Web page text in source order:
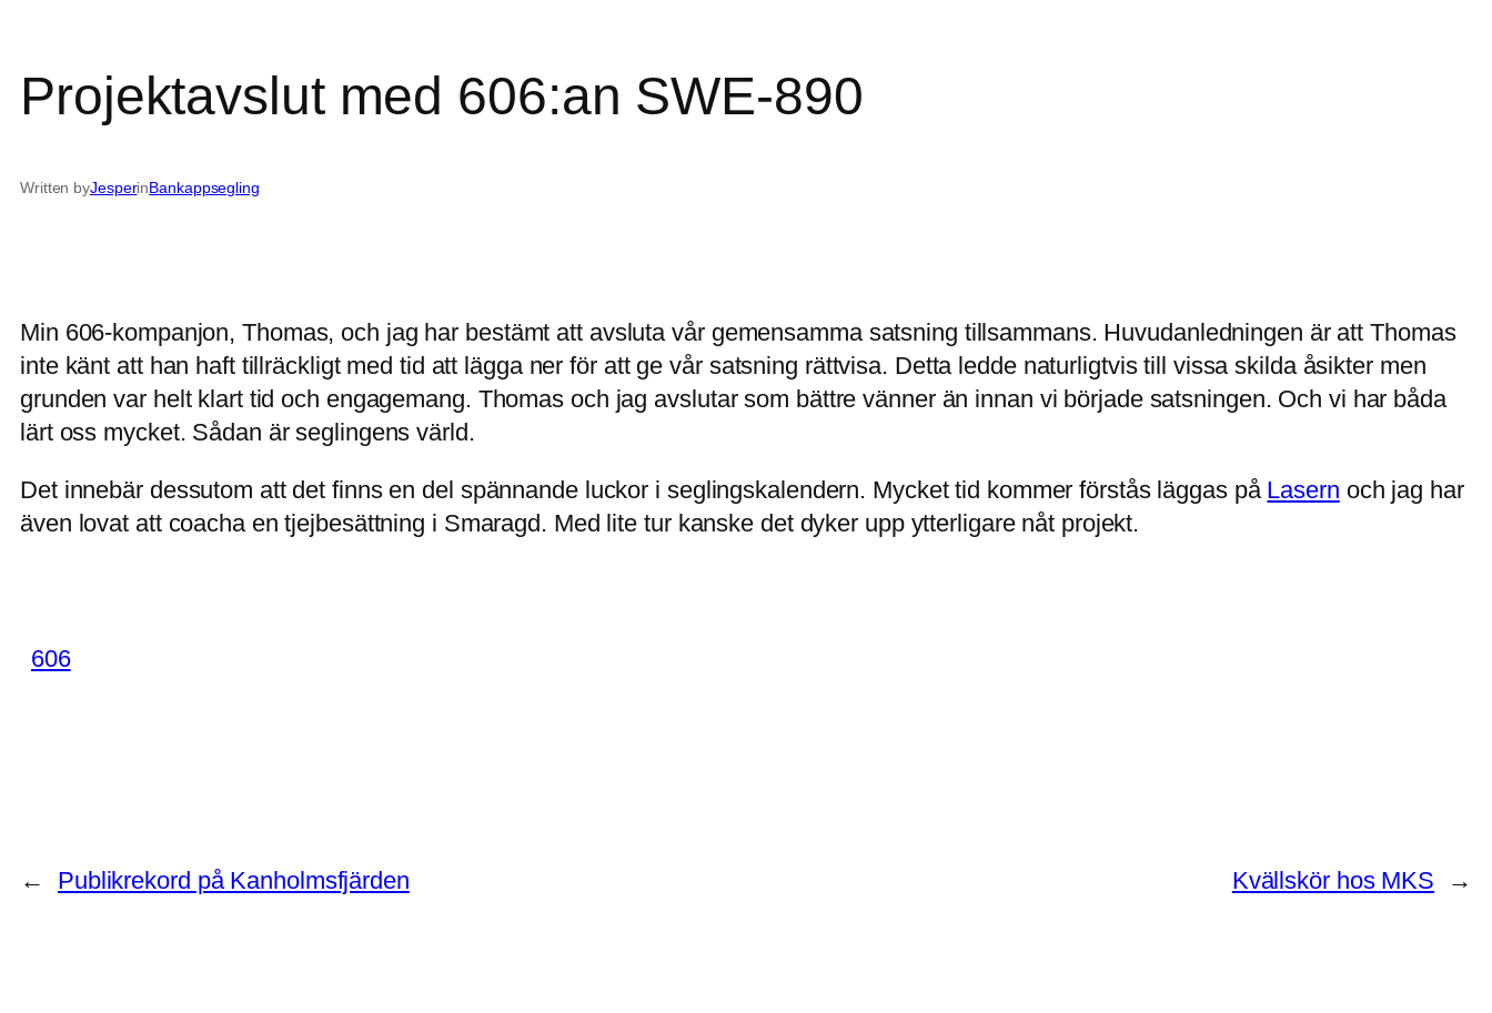
Projektavslut med 606:an SWE-890
Written byJesperinBankappsegling
Min 606-kompanjon, Thomas, och jag har bestämt att avsluta vår gemensamma satsning tillsammans. Huvudanledningen är att Thomas
inte känt att han haft tillräckligt med tid att lägga ner för att ge vår satsning rättvisa. Detta ledde naturligtvis till vissa skilda åsikter men
grunden var helt klart tid och engagemang. Thomas och jag avslutar som bättre vänner än innan vi började satsningen. Och vi har båda
lärt oss mycket. Sådan är seglingens värld.
Det innebär dessutom att det finns en del spännande luckor i seglingskalendern. Mycket tid kommer förstås läggas på Lasern och jag har
även lovat att coacha en tjejbesättning i Smaragd. Med lite tur kanske det dyker upp ytterligare nåt projekt.
606
← Publikrekord på Kanholmsfjärden Kvällskör hos MKS →